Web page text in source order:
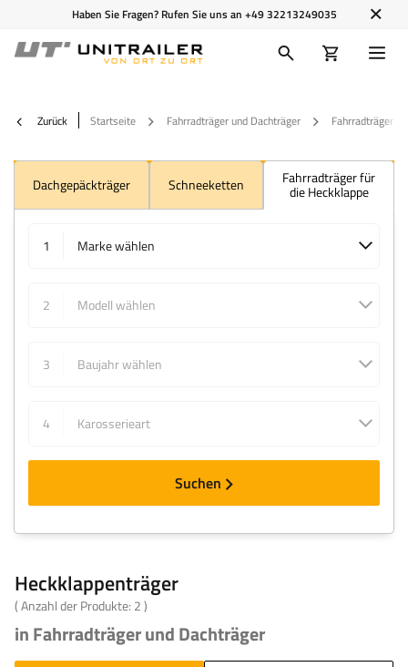
Haben Sie Fragen? Rufen Sie uns an +49 32213249035
Zurück Startseite Fahrradträger und Dachträger Fahrradträger
Dachgepäckträger Schneeketten Fahrradträger für
die Heckklappe
1 Marke wählen
2 Modell wählen
3 Baujahr wählen
4 Karosserieart
Suchen
Heckklappenträger
( Anzahl der Produkte: 2)
in Fahrradträger und Dachträger